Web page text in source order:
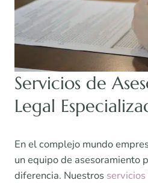
Servicios de
Legal
En el complejo mundo
un equipo de asesoramiento
diferencia. Nuestros servicios